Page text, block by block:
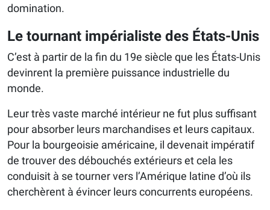
domination.
Le tournant impérialiste des États-Unis
C’est à partir de la fin du 19e siècle que les États-Unis
devinrent la première puissance industrielle du
monde.
Leur très vaste marché intérieur ne fut plus suffisant
pour absorber leurs marchandises et leurs capitaux.
Pour la bourgeoisie américaine, il devenait impératif
de trouver des débouchés extérieurs et cela les
conduisit à se tourner vers l’Amérique latine d’où ils
cherchèrent à évincer leurs concurrents européens.